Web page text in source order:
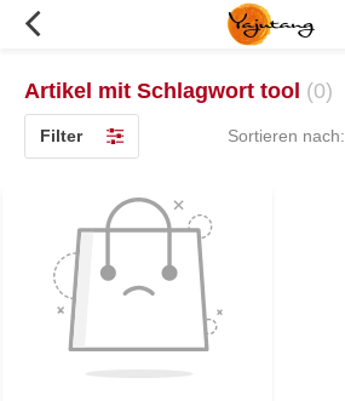
Artikel mit Schlagwort tool (0)
Filter Sortieren nach: